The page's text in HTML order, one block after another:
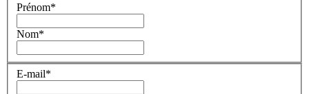
Prénom*
Nom*
E-mail*